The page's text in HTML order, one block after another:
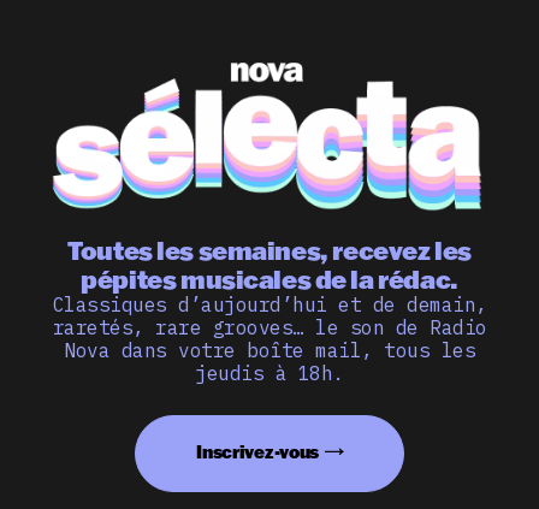
Toutes les semaines, recevez les
pépites musicales de la rédac.
Classiques d’aujourd’hui et de demain,
raretés, rare grooves… le son de Radio
Nova dans votre boîte mail, tous les
jeudis à 18h.
Inscrivez-vous